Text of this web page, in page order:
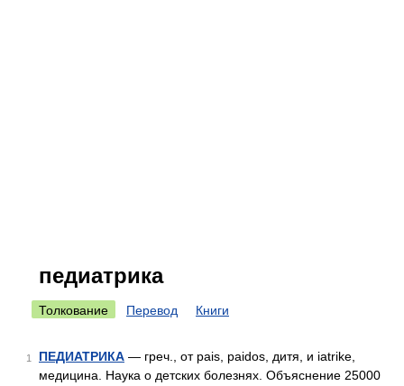
педиатрика
Толкование Перевод Книги
1 ПЕДИАТРИКА — греч., от pais, paidos, дитя, и iatrike,
медицина. Наука о детских болезнях. Объяснение 25000